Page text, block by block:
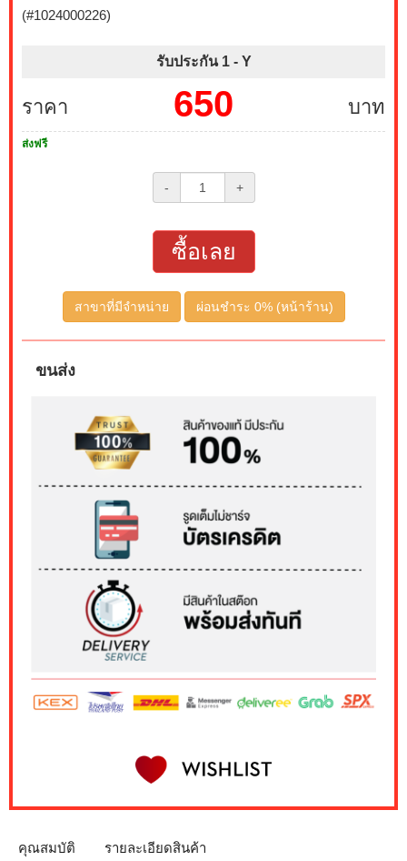
(#1024000226)
รับประกัน 1 - Y
ราคา บาท
650
ส่งฟรี
- +
ซื้อเลย
สาขาที่มีจำหน่าย ผ่อนชำระ 0% (หน้าร้าน)
ขนส่ง
คุณสมบัติ รายละเอียดสินค้า